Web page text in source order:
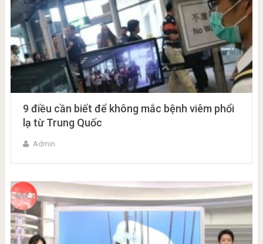
9 điều cần biết để không mắc bệnh viêm phổi
lạ từ Trung Quốc
Admin